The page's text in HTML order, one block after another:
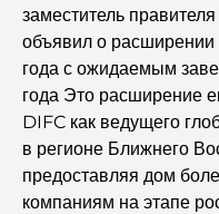
гастрономическое
Обзор ресторанов
кулинарный гид
Dubai Horse
Global
заместитель
объявил о
года с ожидаемым
года Это расширение
DIFC как ведущего
в регионе Ближнего
предоставляя дом
компаниям на этапе